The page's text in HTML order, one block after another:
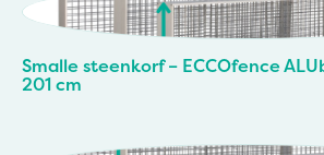
Smalle steenkorf – ECCOfence
201 cm